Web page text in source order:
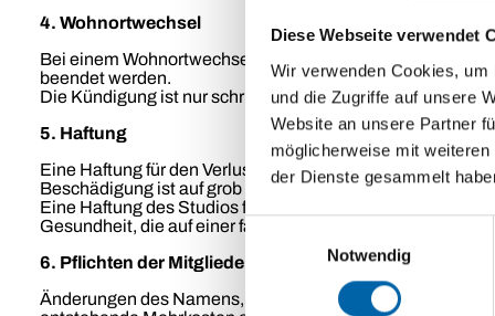
Diese Webseite verwendet
Wir verwenden Cookies,
und die Zugriffe auf unsere
Website an unsere Partner
möglicherweise mit
der Dienste gesammelt
Einwilligungsauswahl
Notwendig
4. Wohnortwechsel
Bei einem Wohnortwechsel (Entfernung über 30 km zum
beendet werden.
Die Kündigung ist nur schriftlich und in Verbindung mit
5. Haftung
Eine Haftung für den Verlust oder Beschädigung
Beschädigung ist auf grob fahrlässiges oder vorsätzliches
Eine Haftung des Studios für leichte Fahrlässigkeiten ist
Gesundheit, die auf einer fahrlässigen Pflichtverletzung
6. Pflichten der Mitglieder
Änderungen des Namens, der Adresse und der